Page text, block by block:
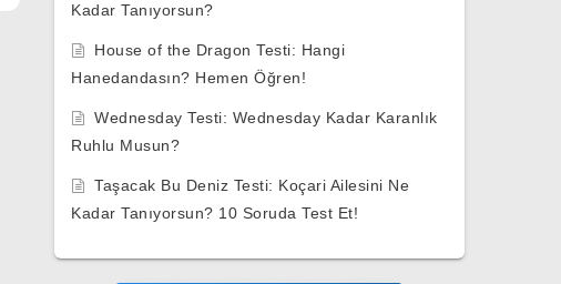
Kadar Tanıyorsun?
House of the Dragon Testi: Hangi
Hanedandasın? Hemen Öğren!
Wednesday Testi: Wednesday Kadar Karanlık
Ruhlu Musun?
Taşacak Bu Deniz Testi: Koçari Ailesini Ne
Kadar Tanıyorsun? 10 Soruda Test Et!